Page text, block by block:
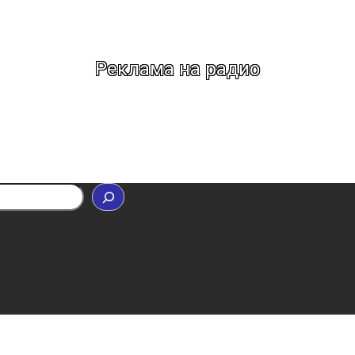
Реклама на радио